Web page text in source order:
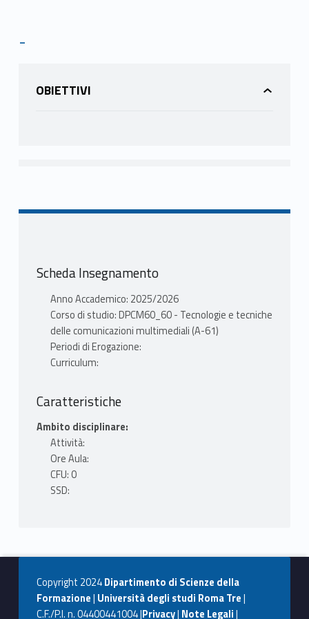
-
OBIETTIVI
Scheda Insegnamento
Anno Accademico: 2025/2026
Corso di studio: DPCM60_60 - Tecnologie e tecniche
delle comunicazioni multimediali (A-61)
Periodi di Erogazione:
Curriculum:
Caratteristiche
Ambito disciplinare:
Attività:
Ore Aula:
CFU: 0
SSD:
Copyright 2024Dipartimento di Scienze della
Formazione| Università degli studi Roma Tre|
C.F./P.I. n. 04400441004 |Privacy| Note Legali|